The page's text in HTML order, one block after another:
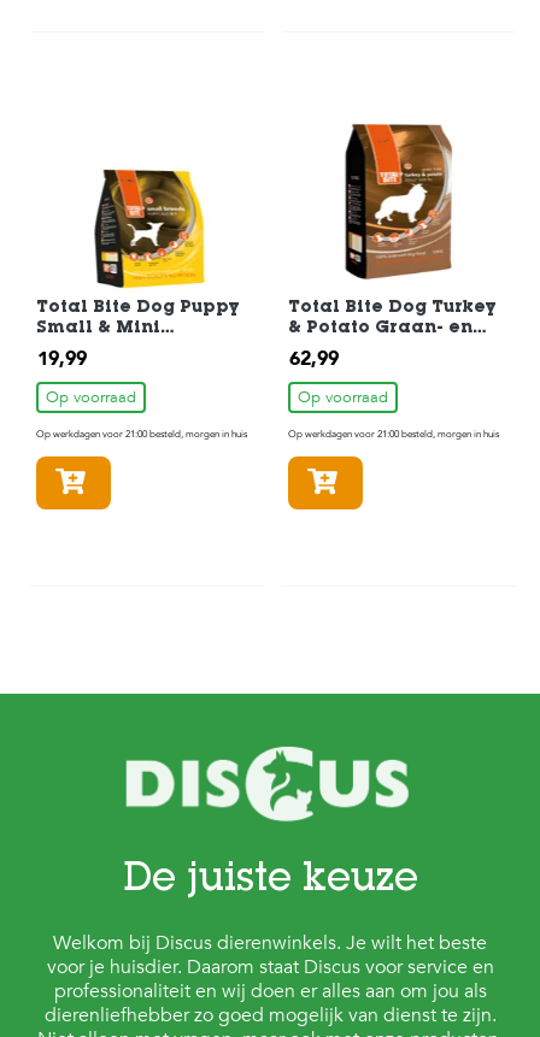
Total Bite Dog Puppy
Small & Mini
Hondenvoer 3 kg
19,99
Op voorraad
Op werkdagen voor 21:00 besteld, morgen in huis
Total Bite Dog Turkey
& Potato Graan- en
Glutenvrij
Hondenvoer 12 kg
62,99
Op voorraad
Op werkdagen voor 21:00 besteld, morgen in huis
De juiste keuze
Welkom bij Discus dierenwinkels. Je wilt het beste
voor je huisdier. Daarom staat Discus voor service en
professionaliteit en wij doen er alles aan om jou als
dierenliefhebber zo goed mogelijk van dienst te zijn.